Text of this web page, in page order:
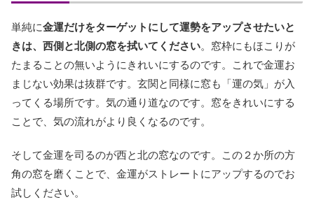
単純に金運だけをターゲットにして運勢をアップさせたいと
きは、西側と北側の窓を拭いてください。窓枠にもほこりが
たまることの無いようにきれいにするのです。これで金運お
まじない効果は抜群です。玄関と同様に窓も「運の気」が入
ってくる場所です。気の通り道なのです。窓をきれいにする
ことで、気の流れがより良くなるのです。
そして金運を司るのが西と北の窓なのです。この２か所の方
角の窓を磨くことで、金運がストレートにアップするのでお
試しください。